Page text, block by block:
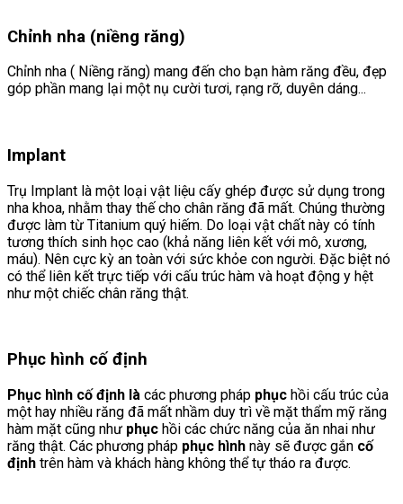
Chỉnh nha (niềng răng)
Chỉnh nha ( Niềng răng) mang đến cho bạn hàm răng đều, đẹp
góp phần mang lại một nụ cười tươi, rạng rỡ, duyên dáng...
Implant
Trụ Implant là một loại vật liệu cấy ghép được sử dụng trong
nha khoa, nhằm thay thế cho chân răng đã mất. Chúng thường
được làm từ Titanium quý hiếm. Do loại vật chất này có tính
tương thích sinh học cao (khả năng liên kết với mô, xương,
máu). Nên cực kỳ an toàn với sức khỏe con người. Đặc biệt nó
có thể liên kết trực tiếp với cấu trúc hàm và hoạt động y hệt
như một chiếc chân răng thật.
Phục hình cố định
Phục hình cố định là các phương pháp phục hồi cấu trúc của
một hay nhiều răng đã mất nhầm duy trì về mặt thẩm mỹ răng
hàm mặt cũng như phục hồi các chức năng của ăn nhai như
răng thật. Các phương pháp phục hình này sẽ được gắn cố
định trên hàm và khách hàng không thể tự tháo ra được.